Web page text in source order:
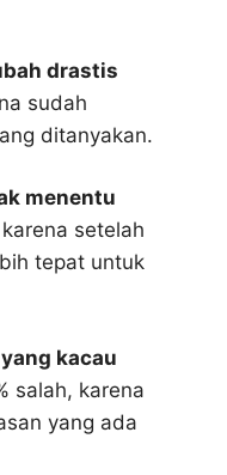
drastis
sudah
ditanyakan.
menentu
setelah
tepat untuk
kacau
salah, karena
yang ada